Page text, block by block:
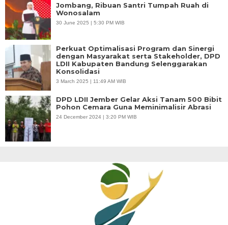
Jombang, Ribuan Santri Tumpah Ruah di
Wonosalam
30 June 2025 | 5:30 PM WIB
Perkuat Optimalisasi Program dan Sinergi
dengan Masyarakat serta Stakeholder, DPD
LDII Kabupaten Bandung Selenggarakan
Konsolidasi
3 March 2025 | 11:49 AM WIB
DPD LDII Jember Gelar Aksi Tanam 500 Bibit
Pohon Cemara Guna Meminimalisir Abrasi
24 December 2024 | 3:20 PM WIB